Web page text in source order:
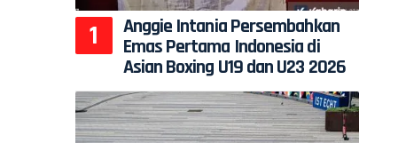
Anggie Intania Persembahkan
Emas Pertama Indonesia di
Asian Boxing U19 dan U23 2026